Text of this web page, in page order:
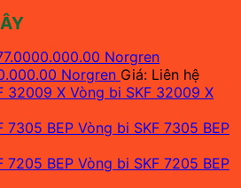
Norgren Giá: Liên hệ
Vòng bi SKF 32009 X
Vòng bi SKF 7305 BEP
Vòng bi SKF 7205 BEP